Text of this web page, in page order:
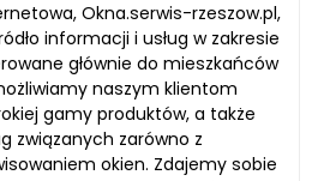
Okna.serwis-rzeszow.pl,
informacji i usług w zakresie
głównie do mieszkańców
naszym klientom
gamy produktów, a także
związanych zarówno z
okien. Zdajemy sobie